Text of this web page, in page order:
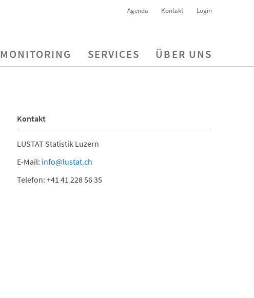
Agenda Kontakt Login
MONITORING SERVICES ÜBER UNS
Kontakt
LUSTAT Statistik Luzern
E-Mail: info@lustat.ch
Telefon: +41 41 228 56 35